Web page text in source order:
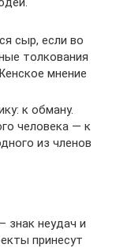
сыр, если во
толкования
мнение
к обману.
человека — к
из членов
знак неудач и
принесут